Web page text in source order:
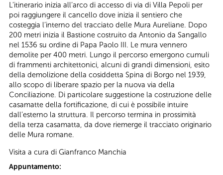
L’itinerario inizia all’arco di accesso di via di Villa Pepoli per
poi raggiungere il cancello dove inizia il sentiero che
costeggia l’interno del tracciato delle Mura Aureliane. Dopo
200 metri inizia il Bastione costruito da Antonio da Sangallo
nel 1536 su ordine di Papa Paolo III. Le mura vennero
demolite per 400 metri. Lungo il percorso emergono cumuli
di frammenti architettonici, alcuni di grandi dimensioni, esito
della demolizione della cosiddetta Spina di Borgo nel 1939,
allo scopo di liberare spazio per la nuova via della
Conciliazione. Di particolare suggestione la costruzione delle
casamatte della fortificazione, di cui è possibile intuire
dall’esterno la struttura. Il percorso termina in prossimità
della terza casamatta, da dove riemerge il tracciato originario
delle Mura romane.
Visita a cura di Gianfranco Manchia
Appuntamento: